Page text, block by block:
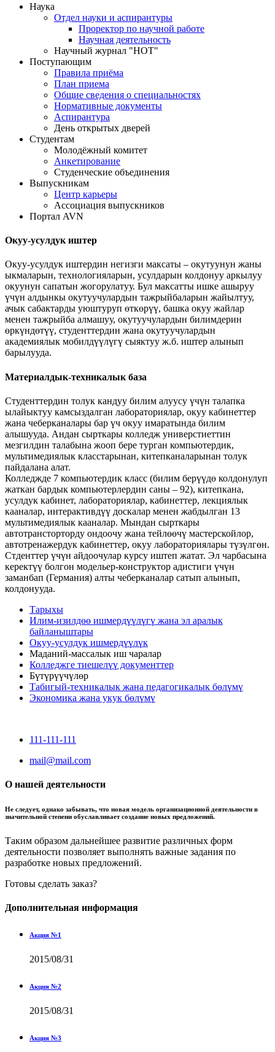
Наука
Отдел науки и аспирантуры
Проректор по научной работе
Научная деятельность
Научный журнал "НОТ"
Поступающим
Правила приёма
План приема
Общие сведения о специальностях
Нормативные документы
Аспирантура
День открытых дверей
Студентам
Молодёжный комитет
Анкетирование
Студенческие объединения
Выпускникам
Центр карьеры
Ассоциация выпускников
Портал AVN
Окуу-усулдук иштер
Окуу-усулдук иштердин негизги максаты – окутуунун жаны
ыкмаларын, технологияларын, усулдарын колдонуу аркылуу
окуунун сапатын жогорулатуу. Бул максатты ишке ашыруу
үчүн алдынкы окутуучулардын тажрыйбаларын жайылтуу,
ачык сабактарды уюштуруп өткөрүү, башка окуу жайлар
менен тажрыйба алмашуу, окутуучулардын билимдерин
өркүндөтүү, студенттердин жана окутуучулардын
академиялык мобилдүүлүгү сыяктуу ж.б. иштер алынып
барылууда.
Материалдык-техникалык база
Студенттердин толук кандуу билим алуусу үчүн талапка
ылайыктуу камсыздалган лабораториялар, окуу кабинеттер
жана чеберканалары бар үч окуу имаратында билим
алышууда. Андан сырткары колледж универстиеттин
мезгилдин талабына жооп бере турган компьютердик,
мультимедиялык класстарынан, китепканаларынан толук
пайдалана алат.
Колледжде 7 компьютердик класс (билим берүүдө колдонулуп
жаткан бардык компьютерлердин саны – 92), китепкана,
усулдук кабинет, лабораториялар, кабинеттер, лекциялык
кааналар, интерактивдүү доскалар менен жабдылган 13
мультимедиялык кааналар. Мындан сырткары
автотрансторторду ондоочу жана тейлөөчү мастерскойлор,
автотренажердук кабинеттер, окуу лабораториялары түзүлгөн.
Стденттер үчүн айдоочулар курсу иштеп жатат. Эл чарбасына
керектүү болгон модельер-конструктор адистиги үчүн
заманбап (Германия) алты чеберканалар сатып алынып,
колдонууда.
Тарыхы
Илим-изилдөө ишмердүүлүгү жана эл аралык
байланыштары
Окуу-усулдук ишмердүүлүк
Маданий-массалык иш чаралар
Колледжге тиешелүү документтер
Бүтүрүүчүлөр
Табигый-техникалык жана педагогикалык бөлүмү
Экономика жана укук бөлүмү
111-111-111
mail@mail.com
О нашей деятельности
Не следует, однако забывать, что новая модель организационной деятельности в
значительной степени обуславливает создание новых предложений.
Таким образом дальнейшее развитие различных форм
деятельности позволяет выполнять важные задания по
разработке новых предложений.
Готовы сделать заказ?
Дополнительная информация
Акция №1
2015/08/31
Акция №2
2015/08/31
Акция №3